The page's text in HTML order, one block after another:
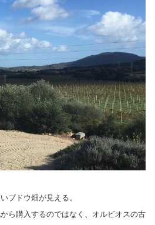
ブドウ畑が見える。
ら購入するのではなく、オルビオスの古